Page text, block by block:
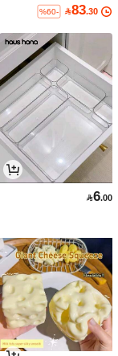
83.30
%60-
6.00